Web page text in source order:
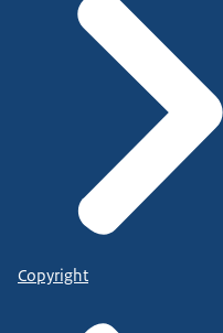
Copyright